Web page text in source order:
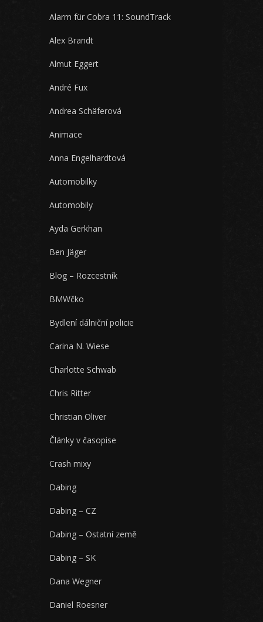
Alarm für Cobra 11: SoundTrack
Alex Brandt
Almut Eggert
André Fux
Andrea Schäferová
Animace
Anna Engelhardtová
Automobilky
Automobily
Ayda Gerkhan
Ben Jäger
Blog – Rozcestník
BMWčko
Bydlení dálniční policie
Carina N. Wiese
Charlotte Schwab
Chris Ritter
Christian Oliver
Články v časopise
Crash mixy
Dabing
Dabing – CZ
Dabing – Ostatní země
Dabing – SK
Dana Wegner
Daniel Roesner